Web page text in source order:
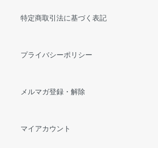
特定商取引法に基づく表記
プライバシーポリシー
メルマガ登録・解除
マイアカウント